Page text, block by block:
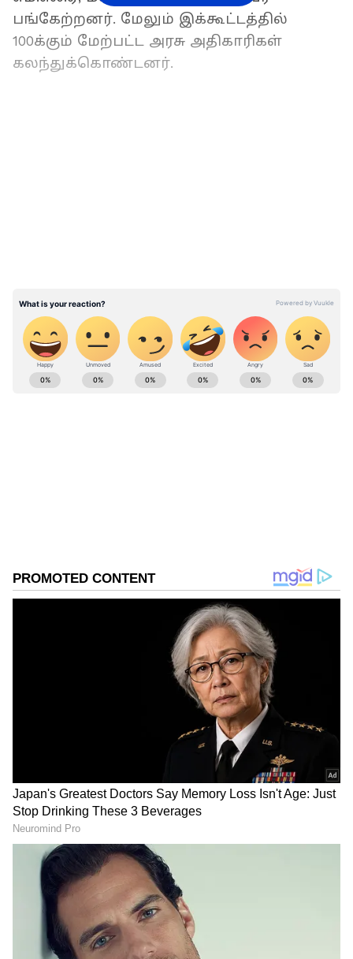
பங்கேற்றனர். மேலும் இக்கூட்டத்தில்
100க்கும் மேற்பட்ட அரசு அதிகாரிகள்
கலந்துக்கொண்டனர்.
கூட்டத்தில் மேயர் மற்றும் துணை மேயர்
வார்டுகளில் உள்ள வளர்ச்சி பணிகள்,
மக்கள் குறைகள் குறித்து அதிகாரிகளுடன்
பேசிக்கொண்டிருந்தனர். அப்போது சில
ABOUT THE AUTHOR